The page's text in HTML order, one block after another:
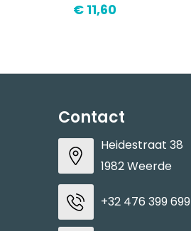
€ 11,60
Contact
Heidestraat 38
1982 Weerde
+32 476 399 699